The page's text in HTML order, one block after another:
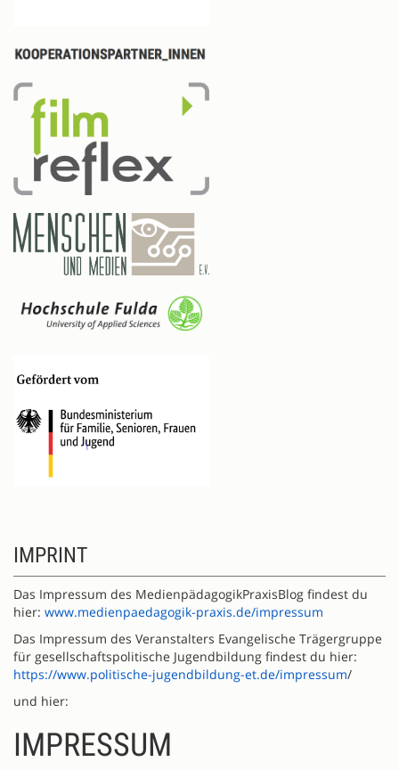
IMPRINT
Das Impressum des MedienpädagogikPraxisBlog findest du
hier: www.medienpaedagogik-praxis.de/impressum
Das Impressum des Veranstalters Evangelische Trägergruppe
für gesellschaftspolitische Jugendbildung findest du hier:
https://www.politische-jugendbildung-et.de/impressum/
und hier:
IMPRESSUM